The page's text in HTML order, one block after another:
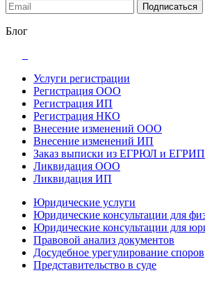
Подписаться
Блог
Услуги регистрации
Регистрация ООО
Регистрация ИП
Регистрация НКО
Внесение изменений ООО
Внесение изменений ИП
Заказ выписки из ЕГРЮЛ и ЕГРИП
Ликвидация ООО
Ликвидация ИП
Юридические услуги
Юридические консультации для
Юридические консультации для
Правовой анализ документов
Досудебное урегулирование споров
Представительство в суде